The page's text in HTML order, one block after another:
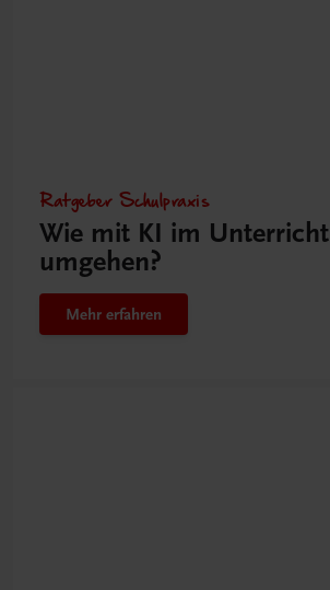
Ratgeber Schulpraxis
Wie mit KI im Unterricht
umgehen?
Mehr erfahren